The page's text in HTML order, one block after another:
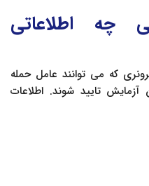
چه اطلاعاتی
که می توانند عامل حمله
تایید شوند. اطلاعات